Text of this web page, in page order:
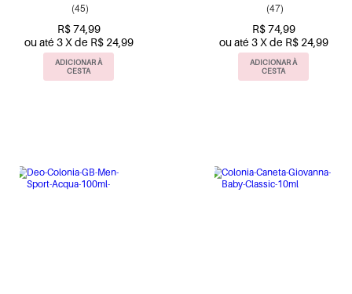
(45)
R$ 74,99
ou até 3 X de R$ 24,99
ADICIONAR À
CESTA
(47)
R$ 74,99
ou até 3 X de R$ 24,99
ADICIONAR À
CESTA